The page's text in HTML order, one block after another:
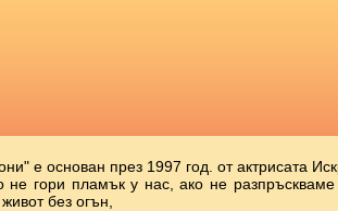
е основан през 1997 год. от актрисата
не гори пламък у нас, ако не
без огън,